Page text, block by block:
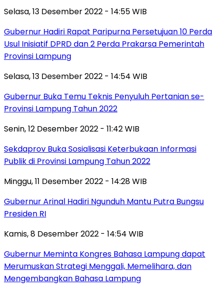
Selasa, 13 Desember 2022 - 14:55 WIB
Gubernur Hadiri Rapat Paripurna Persetujuan 10 Perda
Usul Inisiatif DPRD dan 2 Perda Prakarsa Pemerintah
Provinsi Lampung
Selasa, 13 Desember 2022 - 14:54 WIB
Gubernur Buka Temu Teknis Penyuluh Pertanian se-
Provinsi Lampung Tahun 2022
Senin, 12 Desember 2022 - 11:42 WIB
Sekdaprov Buka Sosialisasi Keterbukaan Informasi
Publik di Provinsi Lampung Tahun 2022
Minggu, 11 Desember 2022 - 14:28 WIB
Gubernur Arinal Hadiri Ngunduh Mantu Putra Bungsu
Presiden RI
Kamis, 8 Desember 2022 - 14:54 WIB
Gubernur Meminta Kongres Bahasa Lampung dapat
Merumuskan Strategi Menggali, Memelihara, dan
Mengembangkan Bahasa Lampung